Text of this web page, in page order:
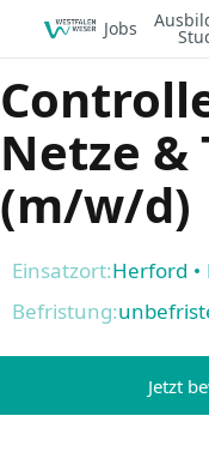
Jobs
Netze &
(m/w/d)
Einsatzort:Herford
Befristung:
Jetzt